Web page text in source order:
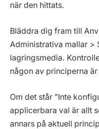
när den hittats.
Bläddra dig fram till
Administrativa mallar >
lagringsmedia.
någon av principerna
Om det står ”Inte
applicerbara val är allt
annars på aktuell